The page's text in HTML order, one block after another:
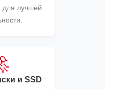
для лучшей
и SSD